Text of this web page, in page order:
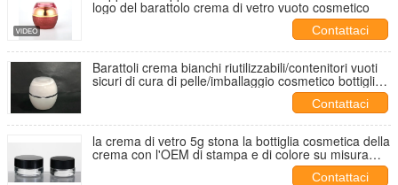
logo del barattolo crema di vetro vuoto cosmetico
Contattaci
Barattoli crema bianchi riutilizzabili/contenitori vuoti
sicuri di cura di pelle/imballaggio cosmetico bottiglia
Contattaci
la crema di vetro 5g stona la bottiglia cosmetica della
crema con l'OEM di stampa e di colore su misura
Contattaci